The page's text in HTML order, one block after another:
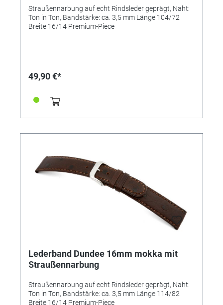
Straußennarbung auf echt Rindsleder geprägt, Naht:
Ton in Ton, Bandstärke: ca. 3,5 mm Länge 104/72
Breite 16/14 Premium-Piece
49,90 €*
Lederband Dundee 16mm mokka mit
Straußennarbung
Straußennarbung auf echt Rindsleder geprägt, Naht:
Ton in Ton, Bandstärke: ca. 3,5 mm Länge 114/82
Breite 16/14 Premium-Piece